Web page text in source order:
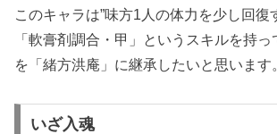
このキャラは”味方1人の体力を少し回復
「軟膏剤調合・甲」というスキルを持
を「緒方洪庵」に継承したいと思います
いざ入魂